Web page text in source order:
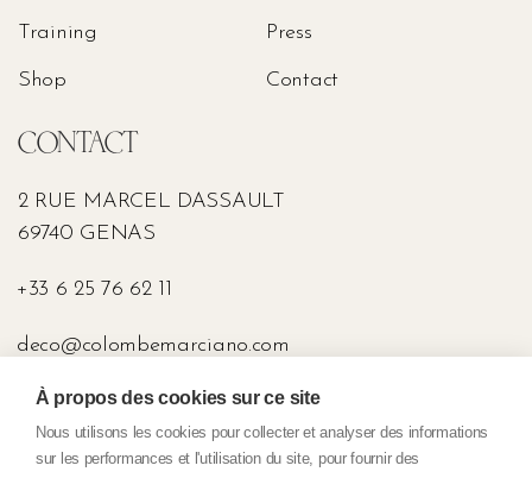
Training
Shop
Press
Contact
CONTACT
2 RUE MARCEL DASSAULT
69740 GENAS
+33 6 25 76 62 11
deco@colombemarciano.com
PRESS
À propos des cookies sur ce site
Nous utilisons les cookies pour collecter et analyser des informations
sur les performances et l'utilisation du site, pour fournir des